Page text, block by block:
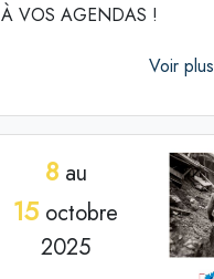
À VOS AGENDAS !
Voir plus
8au
15 octobre
2025